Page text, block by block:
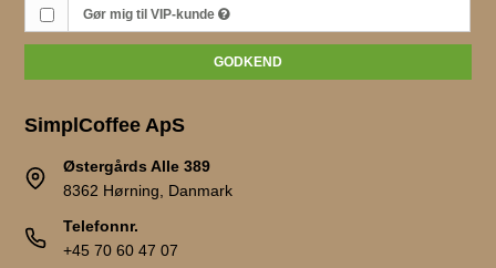
Gør mig til VIP-kunde
GODKEND
SimplCoffee ApS
Østergårds Alle 389
8362 Hørning, Danmark
Telefonnr.
+45 70 60 47 07